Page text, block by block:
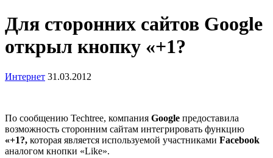
Для сторонних сайтов Google
открыл кнопку «+1?
Интернет 31.03.2012
По сообщению Techtree, компания Google предоставила
возможность сторонним сайтам интегрировать функцию
«+1?, которая является используемой участниками Facеbook
аналогом кнопки «Like».